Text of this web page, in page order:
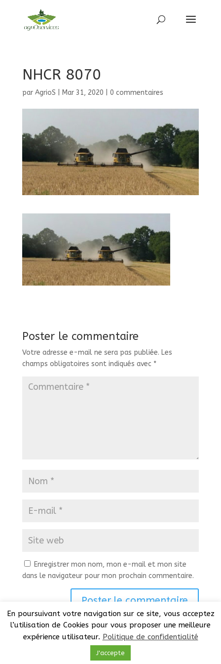
NHCR 8070
par AgrioS Mar 31, 2020 0 commentaires
Poster le commentaire
Votre adresse e-mail ne sera pas publiée. Les
champs obligatoires sont indiqués avec *
Enregistrer mon nom, mon e-mail et mon site
dans le navigateur pour mon prochain commentaire.
En poursuivant votre navigation sur ce site, vous acceptez
l’utilisation de Cookies pour vous proposer une meilleure
expérience utilisateur. Politique de confidentialité
J'accepte